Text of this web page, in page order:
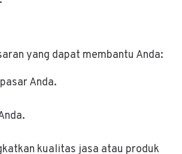
yang dapat membantu Anda:
Anda.
kualitas jasa atau produk